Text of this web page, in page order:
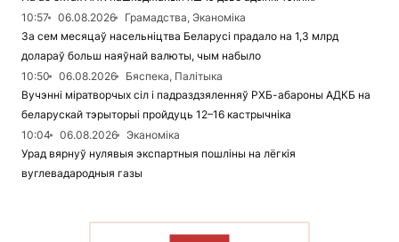
10:57
06.08.2026
Грамадства, Эканоміка
За сем месяцаў насельніцтва Беларусі прадало на 1,3 млрд
долараў больш наяўнай валюты, чым набыло
10:50
06.08.2026
Бяспека, Палітыка
Вучэнні міратворчых сіл і падраздзяленняў РХБ-абароны АДКБ на
беларускай тэрыторыі пройдуць 12–16 кастрычніка
10:04
06.08.2026
Эканоміка
Урад вярнуў нулявыя экспартныя пошліны на лёгкія
вуглевадародныя газы